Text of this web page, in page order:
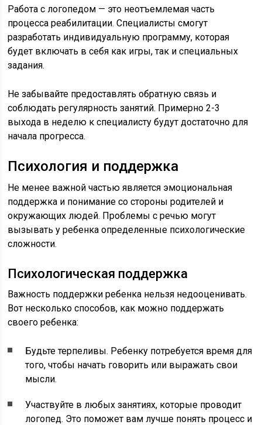
Работа с логопедом — это неотъемлемая часть
процесса реабилитации. Специалисты смогут
разработать индивидуальную программу, которая
будет включать в себя как игры, так и специальных
задания.
Не забывайте предоставлять обратную связь и
соблюдать регулярность занятий. Примерно 2-3
выхода в неделю к специалисту будут достаточно для
начала прогресса.
Психология и поддержка
Не менее важной частью является эмоциональная
поддержка и понимание со стороны родителей и
окружающих людей. Проблемы с речью могут
вызывать у ребенка определенные психологические
сложности.
Психологическая поддержка
Важность поддержки ребенка нельзя недооценивать.
Вот несколько способов, как можно поддержать
своего ребенка:
Будьте терпеливы. Ребенку потребуется время для
того, чтобы начать говорить или выражать свои
мысли.
Участвуйте в любых занятиях, которые проводит
логопед. Это поможет вам лучше понять процесс и